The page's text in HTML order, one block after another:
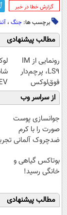
‌گزارش خطا در خبر
برچسب ها: جنگ ،
مطالب پیشنهادی
رونمایی از IM
LS9، پرچم‌دار
فوق‌لوکس
EREV وارد بازار
ایران شد
از سراسر وب
جوانسازی پوست
صورت را با کرم
ضدچروک آلمانی
بوتاکس گیاهی و
خانگی رسید!
مطالب پیشنهادی